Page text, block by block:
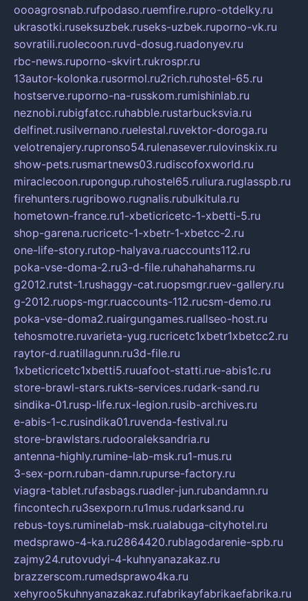
oooagrosnab.rufpodaso.ruemfire.rupro-otdelky.ru
ukrasotki.ruseksuzbek.ruseks-uzbek.ruporno-vk.ru
sovratili.ruolecoon.ruvd-dosug.ruadonyev.ru
rbc-news.ruporno-skvirt.rukrospr.ru
13autor-kolonka.rusormol.ru2rich.ruhostel-65.ru
hostserve.ruporno-na-russkom.rumishinlab.ru
neznobi.rubigfatcc.ruhabble.rustarbucksvia.ru
delfinet.rusilvernano.ruelestal.ruvektor-doroga.ru
velotrenajery.rupronso54.rulenasever.rulovinskix.ru
show-pets.rusmartnews03.rudiscofoxworld.ru
miraclecoon.rupongup.ruhostel65.ruliura.ruglasspb.ru
firehunters.rugribowo.rugnalis.rubulkitula.ru
hometown-france.ru1-xbeticricetc-1-xbetti-5.ru
shop-garena.rucricetc-1-xbetr-1-xbetcc-2.ru
one-life-story.rutop-halyava.ruaccounts112.ru
poka-vse-doma-2.ru3-d-file.ruhahahaharms.ru
g2012.rutst-1.rushaggy-cat.ruopsmgr.ruev-gallery.ru
g-2012.ruops-mgr.ruaccounts-112.rucsm-demo.ru
poka-vse-doma2.ruairgungames.ruallseo-host.ru
tehosmotre.ruvarieta-yug.rucricetc1xbetr1xbetcc2.ru
raytor-d.ruatillagunn.ru3d-file.ru
1xbeticricetc1xbetti5.ruuafoot-statti.rue-abis1c.ru
store-brawl-stars.rukts-services.rudark-sand.ru
sindika-01.rusp-life.rux-legion.rusib-archives.ru
e-abis-1-c.rusindika01.ruvenda-festival.ru
store-brawlstars.rudooraleksandria.ru
antenna-highly.rumine-lab-msk.ru1-mus.ru
3-sex-porn.ruban-damn.rupurse-factory.ru
viagra-tablet.rufasbags.ruadler-jun.rubandamn.ru
fincontech.ru3sexporn.ru1mus.rudarksand.ru
rebus-toys.ruminelab-msk.rualabuga-cityhotel.ru
medsprawo-4-ka.ru2864420.rublagodarenie-spb.ru
zajmy24.rutovudyi-4-kuhnyanazakaz.ru
brazzerscom.rumedsprawo4ka.ru
xehyroo5kuhnyanazakaz.rufabrikayfabrikaefabrika.ru